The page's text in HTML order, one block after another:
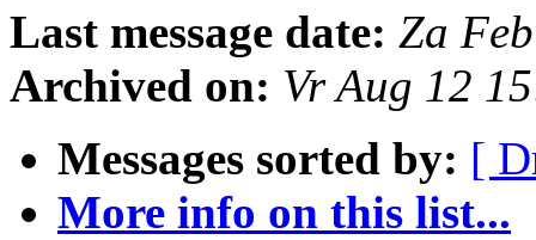
Last message date: Za
Archived on: Vr Aug 12
Messages sorted by: [
More info on this list...